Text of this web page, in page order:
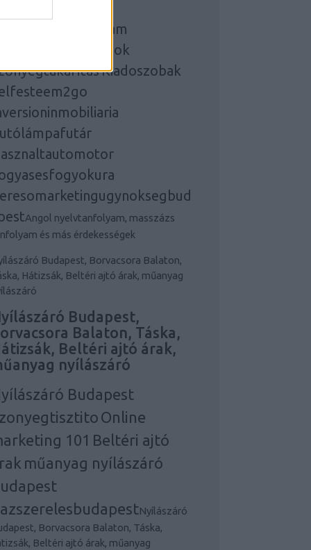
nyelvtanfolyam
Kiadoszobak
Angol nyelvtanfolyam, masszázs
és más érdekességek
Budapest, Borvacsora Balaton,
Hátizsák, Beltéri ajtó árak, műanyag
Budapest,
Balaton, Táska,
Beltéri ajtó árak,
nyílászáró
Budapest
Online
101 Beltéri ajtó
műanyag nyílászáró
Nyílászáró
Borvacsora Balaton, Táska,
Beltéri ajtó árak, műanyag